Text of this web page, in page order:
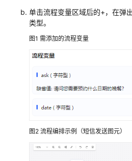
人
概
配
置
个
约
号
单击流程变量区域后的+，在弹
类型。
图1 需添加的流程变量
图2 流程编排示例（短信发送图元）